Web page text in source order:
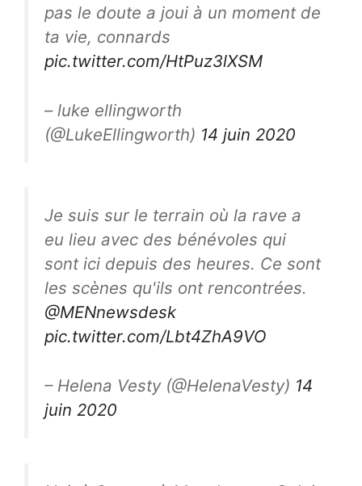
pas le doute a joui à un moment de
ta vie, connards
pic.twitter.com/HtPuz3lXSM
– luke ellingworth
(@LukeEllingworth) 14 juin 2020
Je suis sur le terrain où la rave a
eu lieu avec des bénévoles qui
sont ici depuis des heures. Ce sont
les scènes qu'ils ont rencontrées.
@MENnewsdesk
pic.twitter.com/Lbt4ZhA9VO
– Helena Vesty (@HelenaVesty) 14
juin 2020